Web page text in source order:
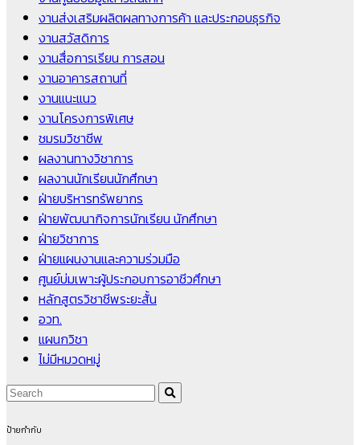
งานส่งเสริมผลิตผลทางการค้า และประกอบธุรกิจ
งานสวัสดิการ
งานสื่อการเรียน การสอน
งานอาคารสถานที่
งานแนะแนว
งานโครงการพิเศษ
ชมรมวิชาชีพ
ผลงานทางวิชาการ
ผลงานนักเรียนนักศึกษา
ฝ่ายบริหารทรัพยากร
ฝ่ายพัฒนากิจการนักเรียน นักศึกษา
ฝ่ายวิชาการ
ฝ่ายแผนงานและความร่วมมือ
ศูนย์บ่มเพาะผู้ประกอบการอาชีวศึกษา
หลักสูตรวิชาชีพระยะสั้น
อวท.
แผนกวิชา
ไม่มีหมวดหมู่
ป้ายกำกับ